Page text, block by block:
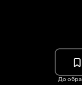
До